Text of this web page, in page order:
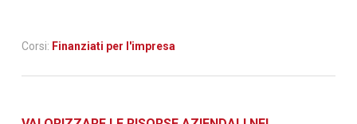
Corsi: Finanziati per l'impresa